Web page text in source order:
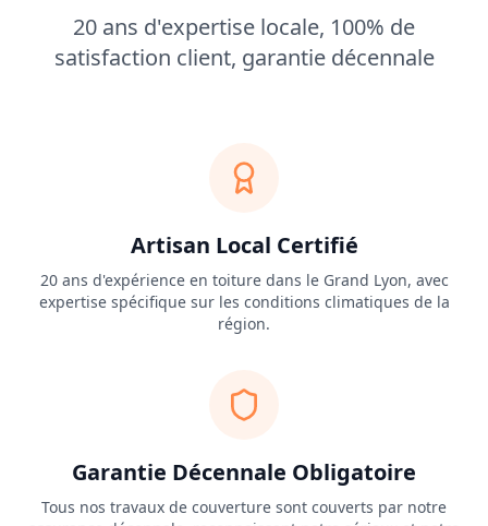
20 ans d'expertise locale, 100% de
satisfaction client, garantie décennale
Artisan Local Certifié
20 ans d'expérience en toiture dans le Grand Lyon, avec
expertise spécifique sur les conditions climatiques de la
région.
Garantie Décennale Obligatoire
Tous nos travaux de couverture sont couverts par notre